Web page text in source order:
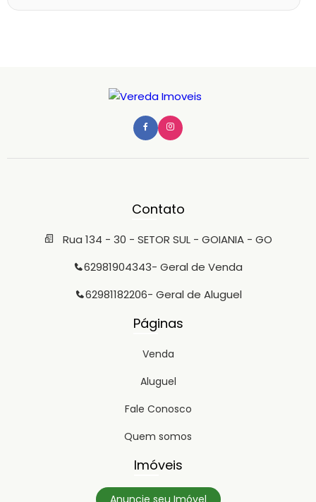
Contato
Rua 134 - 30 - SETOR SUL - GOIANIA - GO
62981904343- Geral de Venda
62981182206- Geral de Aluguel
Páginas
Venda
Aluguel
Fale Conosco
Quem somos
Imóveis
Anuncie seu Imóvel